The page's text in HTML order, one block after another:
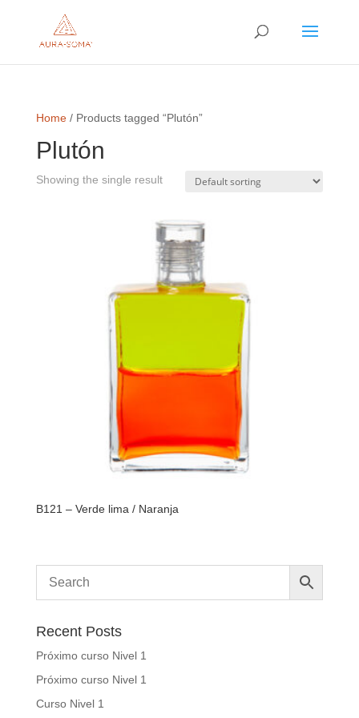
Home/ Products tagged “Plutón”
Plutón
Showing the single result
B121 – Verde lima / Naranja
Recent Posts
Próximo curso Nivel 1
Próximo curso Nivel 1
Curso Nivel 1